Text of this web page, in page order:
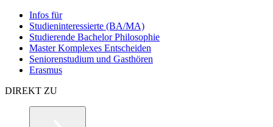
Infos für
Studieninteressierte (BA/MA)
Studierende Bachelor Philosophie
Master Komplexes Entscheiden
Seniorenstudium und Gasthören
Erasmus
DIREKT ZU